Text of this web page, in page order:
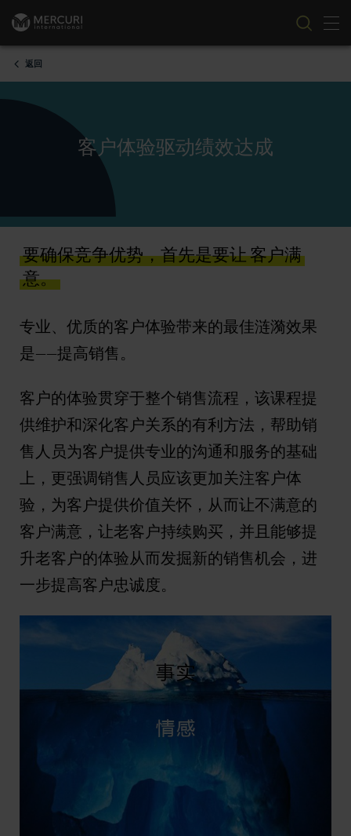
跳到内容
切
返回
客户体验驱动绩效达成
要确保竞争优势，首先是要让 客户满
意。
专业、优质的客户体验带来的最佳涟漪效果
是——提高销售。
客户的体验贯穿于整个销售流程，该课程提
供维护和深化客户关系的有利方法，帮助销
售人员为客户提供专业的沟通和服务的基础
上，更强调销售人员应该更加关注客户体
验，为客户提供价值关怀，从而让不满意的
客户满意，让老客户持续购买，并且能够提
升老客户的体验从而发掘新的销售机会，进
一步提高客户忠诚度。